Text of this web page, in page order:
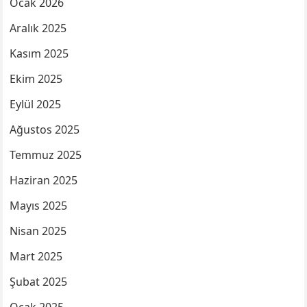
Aralık 2025
Kasım 2025
Ekim 2025
Eylül 2025
Ağustos 2025
Temmuz 2025
Haziran 2025
Mayıs 2025
Nisan 2025
Mart 2025
Şubat 2025